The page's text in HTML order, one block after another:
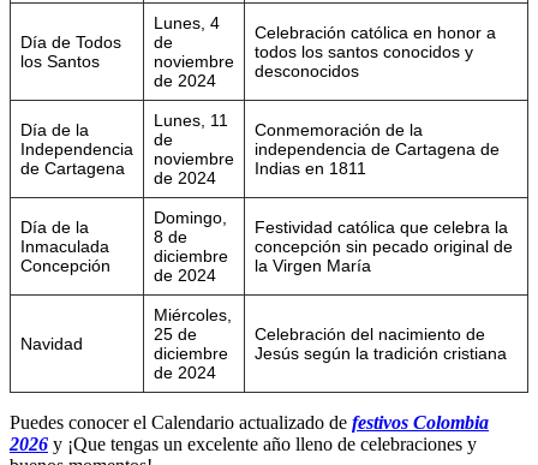
Día de Todos
los Santos
Lunes, 4
de
noviembre
de 2024
Celebración católica en honor a
todos los santos conocidos y
desconocidos
Día de la
Independencia
de Cartagena
Lunes, 11
de
noviembre
de 2024
Conmemoración de la
independencia de Cartagena de
Indias en 1811
Día de la
Inmaculada
Concepción
Domingo,
8 de
diciembre
de 2024
Festividad católica que celebra la
concepción sin pecado original de
la Virgen María
Navidad
Miércoles,
25 de
diciembre
de 2024
Celebración del nacimiento de
Jesús según la tradición cristiana
Puedes conocer el Calendario actualizado de festivos Colombia
2026 y ¡Que tengas un excelente año lleno de celebraciones y